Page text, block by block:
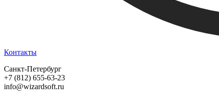
Контакты
Санкт-Петербург
+7 (812) 655-63-23
info@wizardsoft.ru